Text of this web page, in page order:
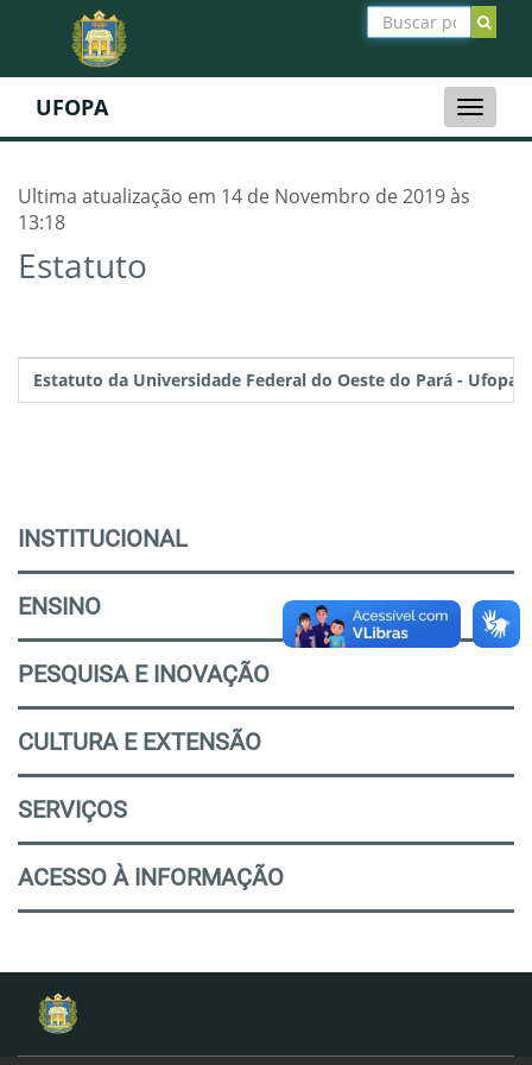
Toggle
UFOPA
Ultima atualização em 14 de Novembro de 2019 às
13:18
Estatuto
Estatuto da Universidade Federal do Oeste do Pará - Ufopa
INSTITUCIONAL
ENSINO
PESQUISA E INOVAÇÃO
CULTURA E EXTENSÃO
SERVIÇOS
ACESSO À INFORMAÇÃO